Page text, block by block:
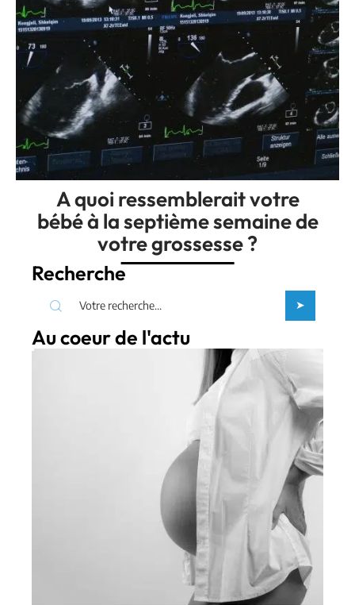
A quoi ressemblerait votre
bébé à la septième semaine de
votre grossesse ?
Recherche
Au coeur de l'actu